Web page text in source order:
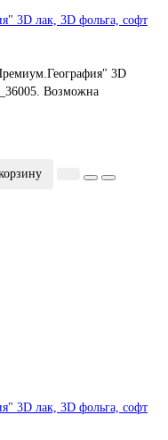
3D лак, 3D фольга, софт
3D
Возможна
3D лак, 3D фольга, софт